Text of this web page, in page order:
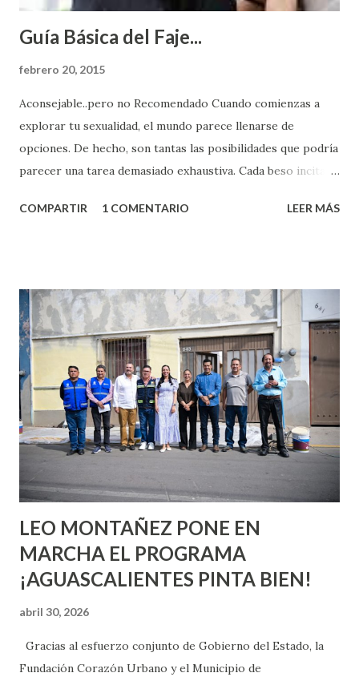
Guía Básica del Faje...
febrero 20, 2015
Aconsejable..pero no Recomendado Cuando comienzas a
explorar tu sexualidad, el mundo parece llenarse de
opciones. De hecho, son tantas las posibilidades que podría
parecer una tarea demasiado exhaustiva. Cada beso incita
partes de ti que jamás hubieras imaginado. El problema es
conoces ni la mitad de lo que deberías saber. Pero incluso
quienes ya han tenido relaciones sexuales no son expertos
o expertas en el tema. Siempre hay algo nuevo que
aprender y nuevas experiencias que conocer. Si eres una
chica y aún no has tenido relaciones sexuales, tal vez
pienses que el sexo será increíble y no puedas esperar para
experimentarlo, pero como cualquier persona con
experiencia te dirá, siempre es mejor cuando ambas partes
son suficientemen...
COMPARTIR 1 COMENTARIO LEER MÁS
LEO MONTAÑEZ PONE EN
MARCHA EL PROGRAMA
¡AGUASCALIENTES PINTA BIEN!
abril 30, 2026
Gracias al esfuerzo conjunto de Gobierno del Estado, la
Fundación Corazón Urbano y el Municipio de